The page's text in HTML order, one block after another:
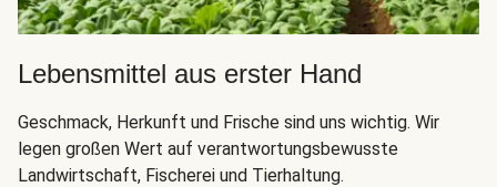
Lebensmittel aus erster Hand
Geschmack, Herkunft und Frische sind uns wichtig. Wir
legen großen Wert auf verantwortungsbewusste
Landwirtschaft, Fischerei und Tierhaltung.